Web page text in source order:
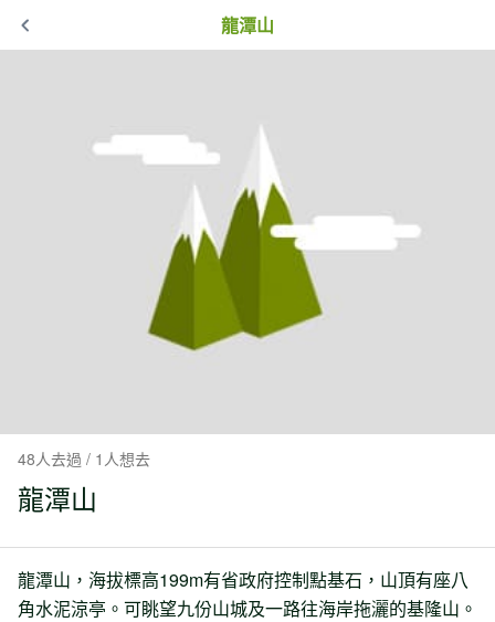
龍潭山
48人去過 / 1人想去
龍潭山
龍潭山，海拔標高199m有省政府控制點基石，山頂有座八
角水泥涼亭。可眺望九份山城及一路往海岸拖灑的基隆山。